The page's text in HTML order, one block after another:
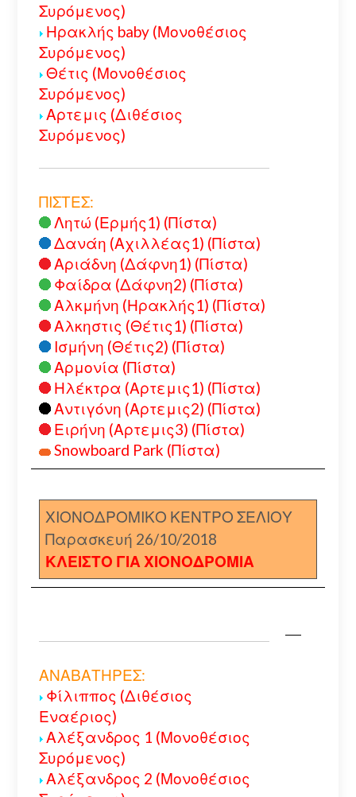
Συρόμενος)
Ηρακλής baby (Μονοθέσιος
Συρόμενος)
Θέτις (Μονοθέσιος
Συρόμενος)
Αρτεμις (Διθέσιος
Συρόμενος)
ΠΙΣΤΕΣ:
Λητώ (Ερμής1) (Πίστα)
Δανάη (Αχιλλέας1) (Πίστα)
Αριάδνη (Δάφνη1) (Πίστα)
Φαίδρα (Δάφνη2) (Πίστα)
Αλκμήνη (Ηρακλής1) (Πίστα)
Αλκηστις (Θέτις1) (Πίστα)
Ισμήνη (Θέτις2) (Πίστα)
Αρμονία (Πίστα)
Ηλέκτρα (Αρτεμις1) (Πίστα)
Αντιγόνη (Αρτεμις2) (Πίστα)
Ειρήνη (Αρτεμις3) (Πίστα)
Snowboard Park (Πίστα)
ΧΙΟΝΟΔΡΟΜΙΚΟ ΚΕΝΤΡΟ ΣΕΛΙΟΥ
Παρασκευή 26/10/2018
ΚΛΕΙΣΤΟ ΓΙΑ ΧΙΟΝΟΔΡΟΜΙΑ
ΑΝΑΒΑΤΗΡΕΣ:
Φίλιππος (Διθέσιος
Εναέριος)
Αλέξανδρος 1 (Μονοθέσιος
Συρόμενος)
Αλέξανδρος 2 (Μονοθέσιος